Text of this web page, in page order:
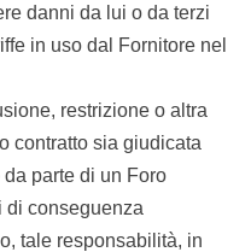
danni da lui o da terzi
in uso dal Fornitore nel
restrizione o altra
contratto sia giudicata
parte di un Foro
di conseguenza
tale responsabilità, in